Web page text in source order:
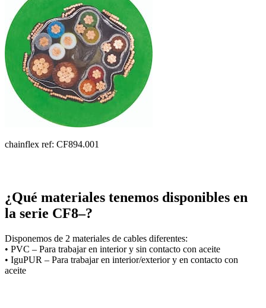
chainflex ref: CF894.001
¿Qué materiales tenemos disponibles en
la serie CF8–?
Disponemos de 2 materiales de cables diferentes:
• PVC – Para trabajar en interior y sin contacto con aceite
• IguPUR – Para trabajar en interior/exterior y en contacto con
aceite